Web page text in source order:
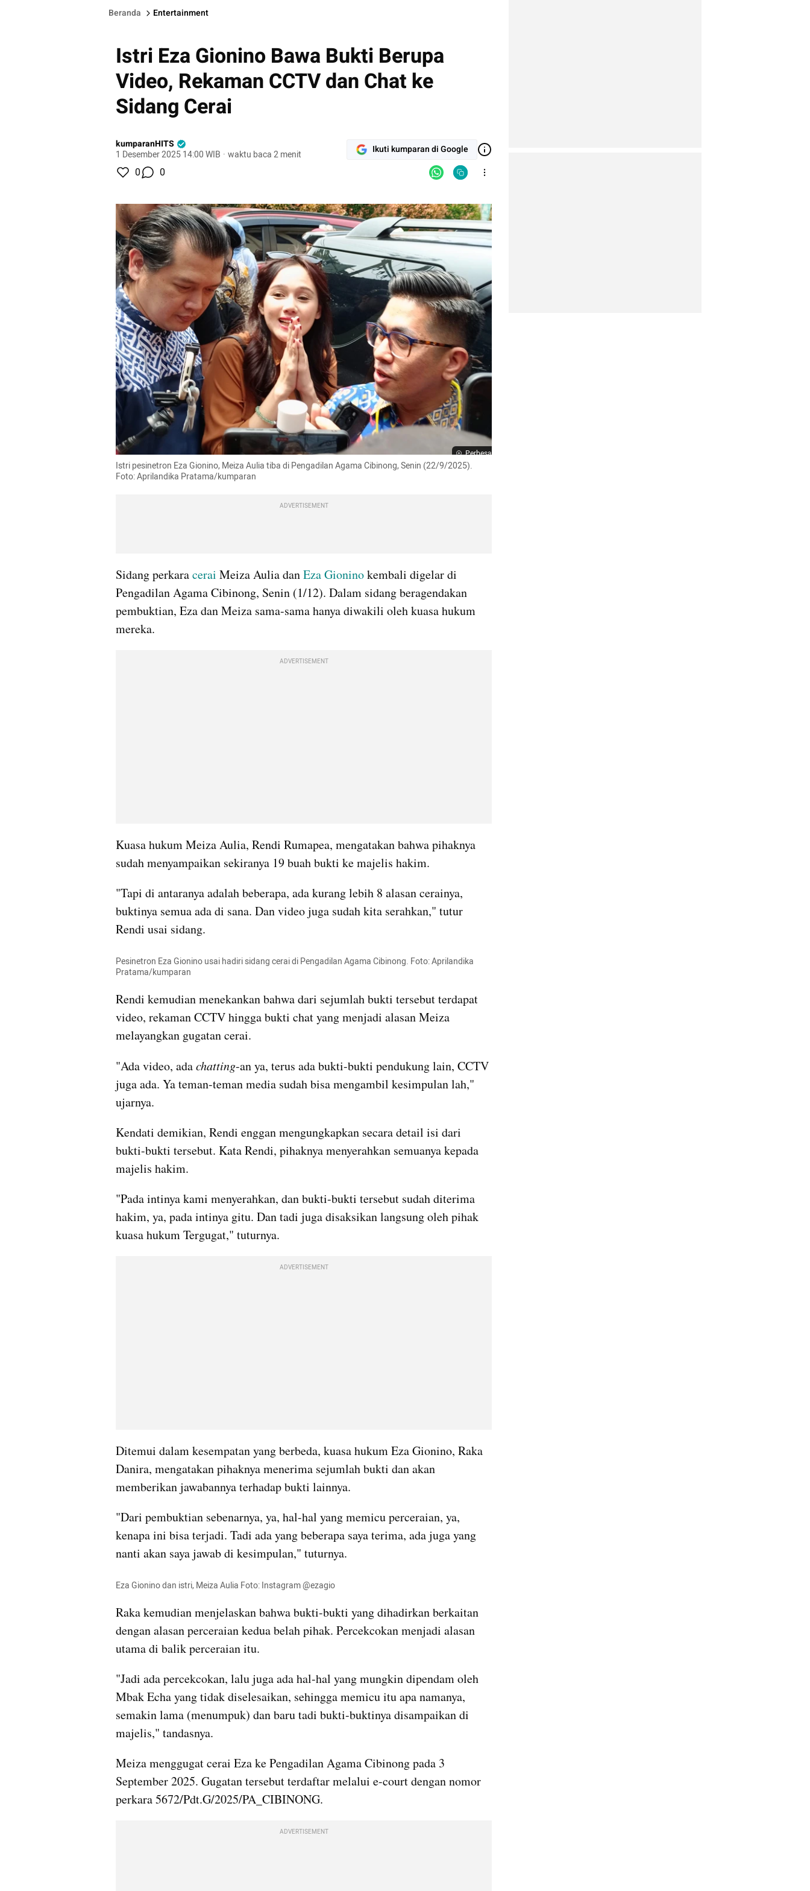
Beranda Entertainment
Istri Eza Gionino Bawa Bukti Berupa
Video, Rekaman CCTV dan Chat ke
Sidang Cerai
kumparanHITS
1 Desember 2025 14:00 WIB · waktu baca 2 menit Ikuti kumparan di Google
0 0
Perbesar
Istri pesinetron Eza Gionino, Meiza Aulia tiba di Pengadilan Agama Cibinong, Senin (22/9/2025).
Foto: Aprilandika Pratama/kumparan
ADVERTISEMENT
Sidang perkara cerai Meiza Aulia dan Eza Gionino kembali digelar di
Pengadilan Agama Cibinong, Senin (1/12). Dalam sidang beragendakan
pembuktian, Eza dan Meiza sama-sama hanya diwakili oleh kuasa hukum
mereka.
ADVERTISEMENT
Kuasa hukum Meiza Aulia, Rendi Rumapea, mengatakan bahwa pihaknya
sudah menyampaikan sekiranya 19 buah bukti ke majelis hakim.
"Tapi di antaranya adalah beberapa, ada kurang lebih 8 alasan cerainya,
buktinya semua ada di sana. Dan video juga sudah kita serahkan," tutur
Rendi usai sidang.
Pesinetron Eza Gionino usai hadiri sidang cerai di Pengadilan Agama Cibinong. Foto: Aprilandika
Pratama/kumparan
Rendi kemudian menekankan bahwa dari sejumlah bukti tersebut terdapat
video, rekaman CCTV hingga bukti chat yang menjadi alasan Meiza
melayangkan gugatan cerai.
"Ada video, ada chatting-an ya, terus ada bukti-bukti pendukung lain, CCTV
juga ada. Ya teman-teman media sudah bisa mengambil kesimpulan lah,"
ujarnya.
Kendati demikian, Rendi enggan mengungkapkan secara detail isi dari
bukti-bukti tersebut. Kata Rendi, pihaknya menyerahkan semuanya kepada
majelis hakim.
"Pada intinya kami menyerahkan, dan bukti-bukti tersebut sudah diterima
hakim, ya, pada intinya gitu. Dan tadi juga disaksikan langsung oleh pihak
kuasa hukum Tergugat," tuturnya.
ADVERTISEMENT
Ditemui dalam kesempatan yang berbeda, kuasa hukum Eza Gionino, Raka
Danira, mengatakan pihaknya menerima sejumlah bukti dan akan
memberikan jawabannya terhadap bukti lainnya.
"Dari pembuktian sebenarnya, ya, hal-hal yang memicu perceraian, ya,
kenapa ini bisa terjadi. Tadi ada yang beberapa saya terima, ada juga yang
nanti akan saya jawab di kesimpulan," tuturnya.
Eza Gionino dan istri, Meiza Aulia Foto: Instagram @ezagio
Raka kemudian menjelaskan bahwa bukti-bukti yang dihadirkan berkaitan
dengan alasan perceraian kedua belah pihak. Percekcokan menjadi alasan
utama di balik perceraian itu.
"Jadi ada percekcokan, lalu juga ada hal-hal yang mungkin dipendam oleh
Mbak Echa yang tidak diselesaikan, sehingga memicu itu apa namanya,
semakin lama (menumpuk) dan baru tadi bukti-buktinya disampaikan di
majelis," tandasnya.
Meiza menggugat cerai Eza ke Pengadilan Agama Cibinong pada 3
September 2025. Gugatan tersebut terdaftar melalui e-court dengan nomor
perkara 5672/Pdt.G/2025/PA_CIBINONG.
ADVERTISEMENT